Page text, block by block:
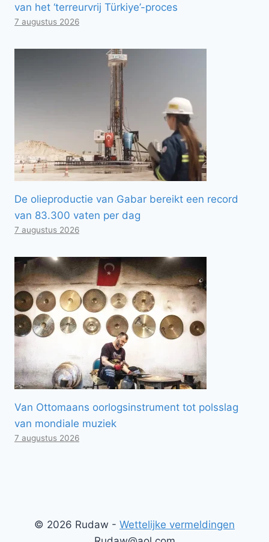
van het ‘terreurvrij Türkiye’-proces
7 augustus 2026
De olieproductie van Gabar bereikt een record
van 83.300 vaten per dag
7 augustus 2026
Van Ottomaans oorlogsinstrument tot polsslag
van mondiale muziek
7 augustus 2026
© 2026 Rudaw - Wettelijke vermeldingen